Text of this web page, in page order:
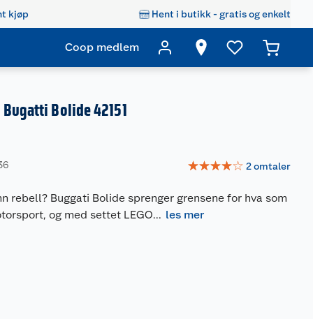
kjøp Hent i butikk - gratis og enkelt
Coop medlem
Bugatti Bolide 42151
☆☆☆☆☆ 2omtaler
rebell? Buggati Bolide sprenger grensene for hva som
og med settet LEGO... les mer